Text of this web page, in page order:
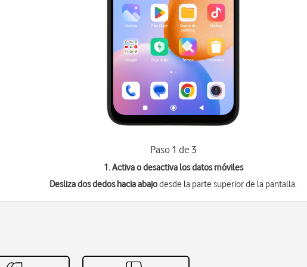
Paso 1 de 3
1. Activa o desactiva los datos móviles
Desliza dos dedos hacia abajodesde la parte superior de la pantalla.